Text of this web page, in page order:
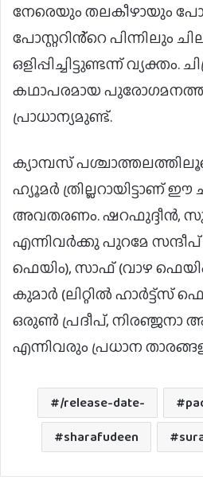
നേരെയും തലകീഴായും
പോസ്റ്ററിൻ്റെ പിന്നിലും
ഒളിപ്പിച്ചിട്ടുണ്ടന്ന് വ്യക്തം.
കഥാപരമായ
പ്രാധാന്യമുണ്ട്.
ക്യാമ്പസ്
ഹ്യൂമർ ത്രില്ലറായിട്ടാണ് ഈ
അവതരണം. ഷറഫുദ്ദീൻ,
എന്നിവർക്കു പുറമേ സന്ദീപ്
ഫെയിം), സാഫ് (വാഴ
കുമാർ (ലിറ്റിൽ ഹാർട്ട്സ്
ഒരുൺ പ്രദീപ്,
എന്നിവരും പ്രധാന
/release-date-
sharafudeen